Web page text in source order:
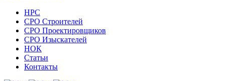
НРС
СРО Строителей
СРО Проектировщиков
СРО Изыскателей
НОК
Статьи
Контакты